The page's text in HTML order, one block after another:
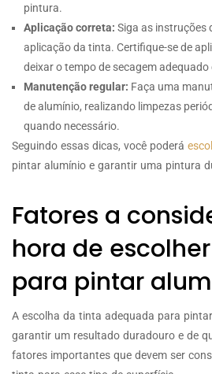
pintura.
Aplicação correta: Siga as instruções
aplicação da tinta. Certifique-se de
deixar o tempo de secagem adequado
Manutenção regular: Faça uma
de alumínio, realizando limpezas
quando necessário.
Seguindo essas dicas, você poderá
pintar alumínio e garantir uma pintura
Fatores a
hora de
para pintar
A escolha da tinta adequada para
garantir um resultado duradouro e de
fatores importantes que devem ser